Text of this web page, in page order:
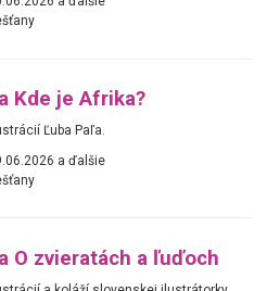
Kde je Afrika?
Ľuba Paľa.
a ďalšie
O zvieratách a ľuďoch